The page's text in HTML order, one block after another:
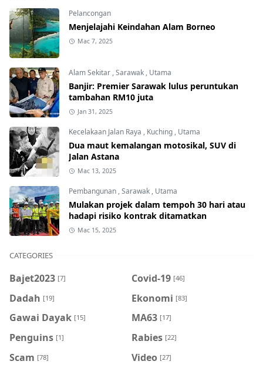
Pelancongan
Menjelajahi Keindahan Alam Borneo
Mac 7, 2025
Alam Sekitar ,Sarawak , Utama
Banjir: Premier Sarawak lulus peruntukan
tambahan RM10 juta
Jan 31, 2025
Kecelakaan Jalan Raya , Kuching , Utama
Dua maut kemalangan motosikal, SUV di
Jalan Astana
Mac 13, 2025
Pembangunan ,Sarawak , Utama
Mulakan projek dalam tempoh 30 hari atau
hadapi risiko kontrak ditamatkan
Mac 15, 2025
CATEGORIES
Bajet2023 [7] Covid-19 [46]
Dadah [19] Ekonomi [83]
Gawai Dayak [15] MA63 [17]
Penguins [1] Rabies [22]
Scam [78] Video [27]